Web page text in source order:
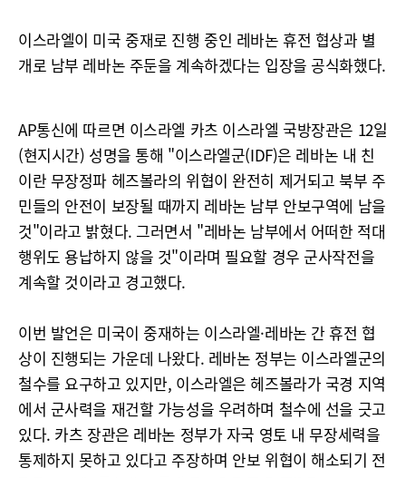
이스라엘이 미국 중재로 진행 중인 레바논 휴전 협상과 별
개로 남부 레바논 주둔을 계속하겠다는 입장을 공식화했다.
AP통신에 따르면 이스라엘 카츠 이스라엘 국방장관은 12일
(현지시간) 성명을 통해 "이스라엘군(IDF)은 레바논 내 친
이란 무장정파 헤즈볼라의 위협이 완전히 제거되고 북부 주
민들의 안전이 보장될 때까지 레바논 남부 안보구역에 남을
것"이라고 밝혔다. 그러면서 "레바논 남부에서 어떠한 적대
행위도 용납하지 않을 것"이라며 필요할 경우 군사작전을
계속할 것이라고 경고했다.
이번 발언은 미국이 중재하는 이스라엘·레바논 간 휴전 협
상이 진행되는 가운데 나왔다. 레바논 정부는 이스라엘군의
철수를 요구하고 있지만, 이스라엘은 헤즈볼라가 국경 지역
에서 군사력을 재건할 가능성을 우려하며 철수에 선을 긋고
있다. 카츠 장관은 레바논 정부가 자국 영토 내 무장세력을
통제하지 못하고 있다고 주장하며 안보 위협이 해소되기 전